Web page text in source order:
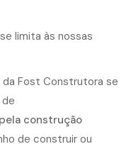
limita às nossas
Fost Construtora se
construção
de construir ou